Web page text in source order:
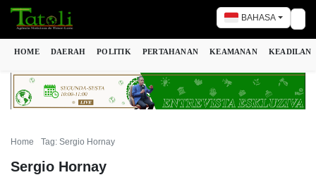
BAHASA
HOME DAERAH POLITIK PERTAHANAN KEAMANAN KEADILAN
Home Tag: Sergio Hornay
Sergio Hornay